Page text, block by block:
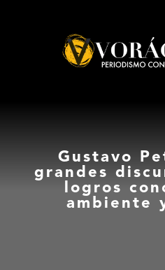
Gustavo
grandes
logros
ambiente